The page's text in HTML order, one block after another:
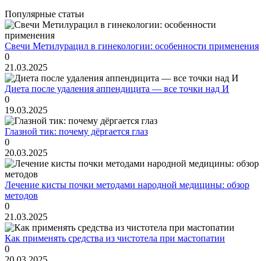
Популярные статьи
Свечи Метилурацил в гинекологии: особенности применения
0
21.03.2025
Диета после удаления аппендицита — все точки над И
0
19.03.2025
Глазной тик: почему дёргается глаз
0
20.03.2025
Лечение кисты почки методами народной медицины: обзор
методов
0
21.03.2025
Как применять средства из чистотела при мастопатии
0